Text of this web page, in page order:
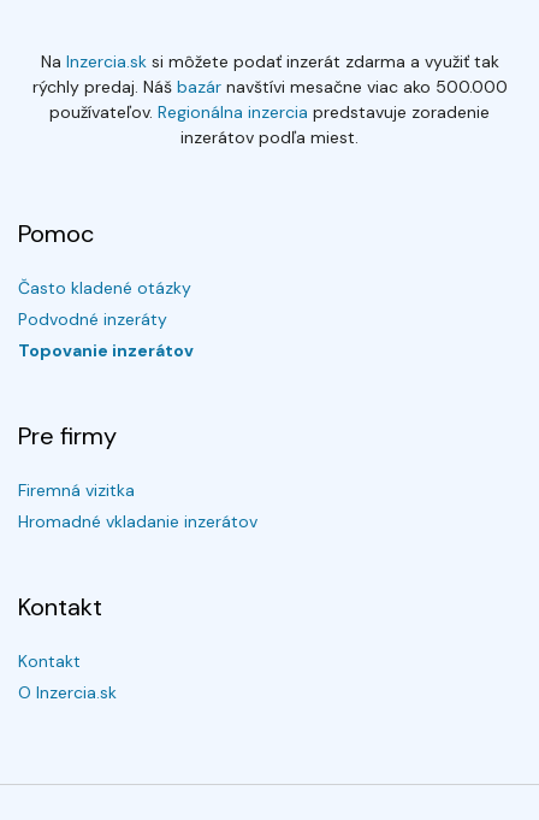
Na Inzercia.sksi môžete podať inzerát zdarma a využiť tak
rýchly predaj. Náš bazárnavštívi mesačne viac ako 500.000
používateľov. Regionálna inzercia predstavuje zoradenie
inzerátov podľa miest.
Pomoc
Často kladené otázky
Podvodné inzeráty
Topovanie inzerátov
Pre firmy
Firemná vizitka
Hromadné vkladanie inzerátov
Kontakt
Kontakt
O Inzercia.sk